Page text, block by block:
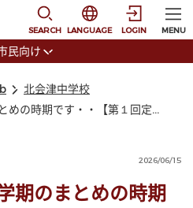
SEARCH
選択すると言語の切
LANGUAGE LOGIN MENU
民向け
北会津中学校
いいね北中！ 1学期のまとめの時期です・・【第１回定期テスト】
2026/06/15
期のまとめの時期